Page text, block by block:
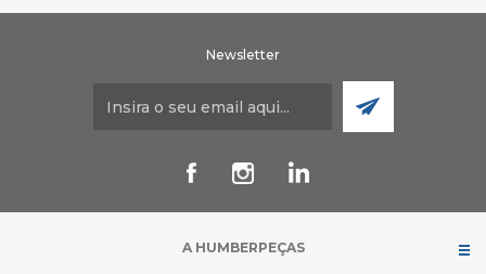
Newsletter
A HUMBERPEÇAS